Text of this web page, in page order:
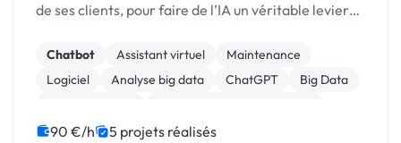
de ses clients, pour faire de l’IA un véritable levier
Chatbot Assistant virtuel
Maintenance
Logiciel
Analyse big data ChatGPT
Big Data
Création de site internet
90 €/h 5 projets réalisés